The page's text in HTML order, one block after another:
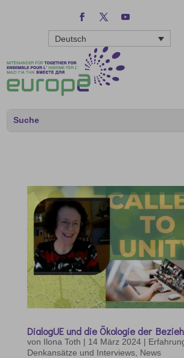
Deutsch
DialogUE und die Ökologie der
von Ilona Toth | 14 März 2024|
Denkansätze und Interviews, News